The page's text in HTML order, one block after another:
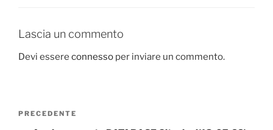
Lascia un commento
Devi essere connesso per inviare un commento.
Navigazione
Articolo
PRECEDENTE